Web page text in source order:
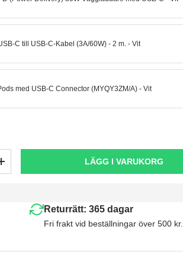
C till USB-C-Kabel (3A/60W) - 2 m. - Vit
med USB-C Connector (MYQY3ZM/A) - Vit
+ LÄGG I VARUKORG
Returrätt: 365 dagar
Fri frakt vid beställningar över 500 kr.